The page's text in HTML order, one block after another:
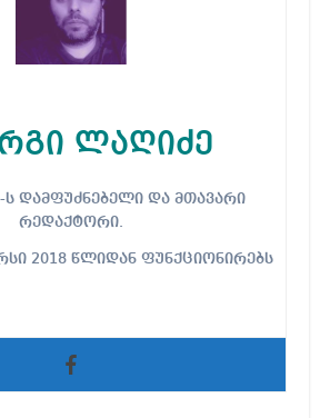
ლაღიძე
რედაქტორი.
2018 წლიდან ფუნქციონირებს